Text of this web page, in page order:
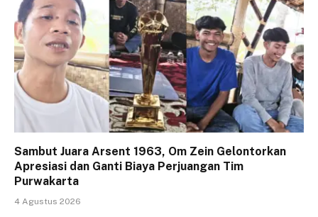
Sambut Juara Arsent 1963, Om Zein Gelontorkan
Apresiasi dan Ganti Biaya Perjuangan Tim
Purwakarta
4 Agustus 2026